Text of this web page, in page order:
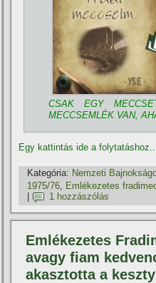
CSAK EGY
MECCSEMLÉK VAN,
Egy kattintás ide a
Kategória: Nemzeti
1975/76 Emlékezetes
1 hozzászólás
Emlékezetes
avagy fiam
akasztotta a